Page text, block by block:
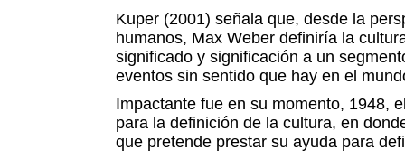
Kuper (2001) señala que, desde la
humanos, Max Weber definiría la
significado y significación a un
eventos sin sentido que hay en el
Impactante fue en su momento, 1948,
para la definición de la cultura, en
que pretende prestar su ayuda para